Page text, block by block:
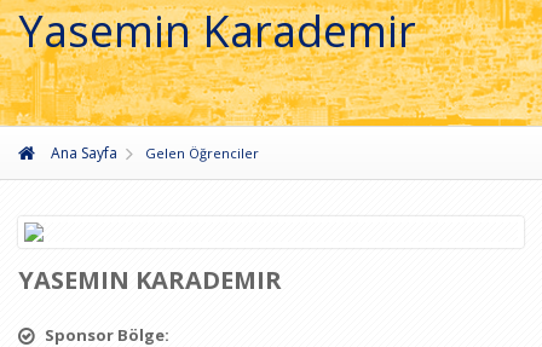
Yasemin Karademir
Ana Sayfa Gelen Öğrenciler
YASEMIN KARADEMIR
Sponsor Bölge: